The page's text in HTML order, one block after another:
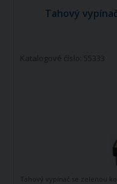
Tahový
Katalogové číslo: 55333
Tahový vypínač se zelenou